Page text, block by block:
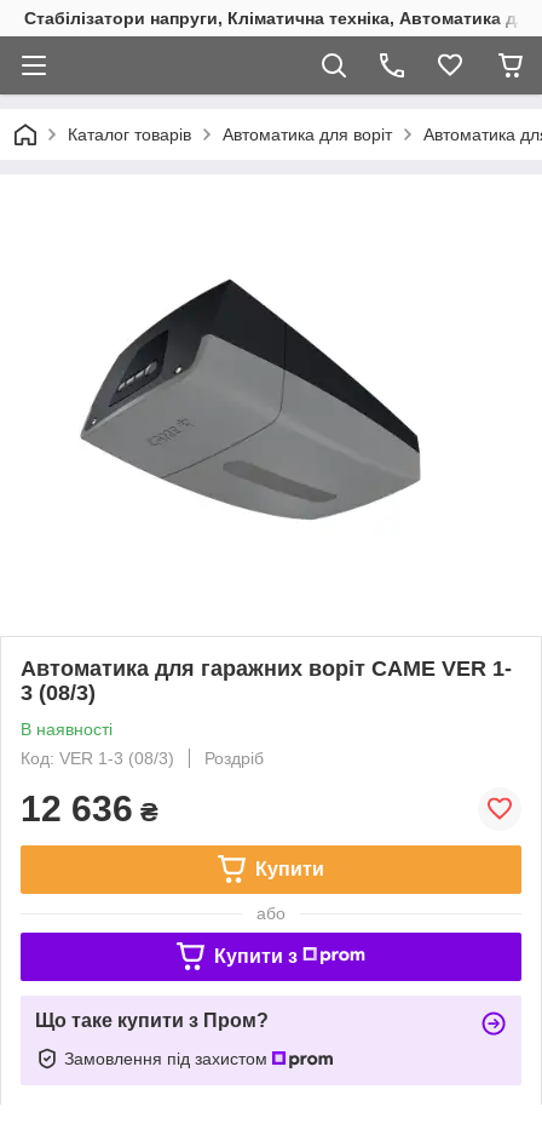
Стабілізатори напруги, Кліматична техніка, Автоматика
Каталог товарів Автоматика для воріт Автоматика
Автоматика для гаражних воріт CAME VER 1-
3 (08/3)
В наявності
Код: VER 1-3 (08/3)
Роздріб
12 636 ₴
Купити
або
Купити з
Що таке купити з Пром?
Замовлення під захистом